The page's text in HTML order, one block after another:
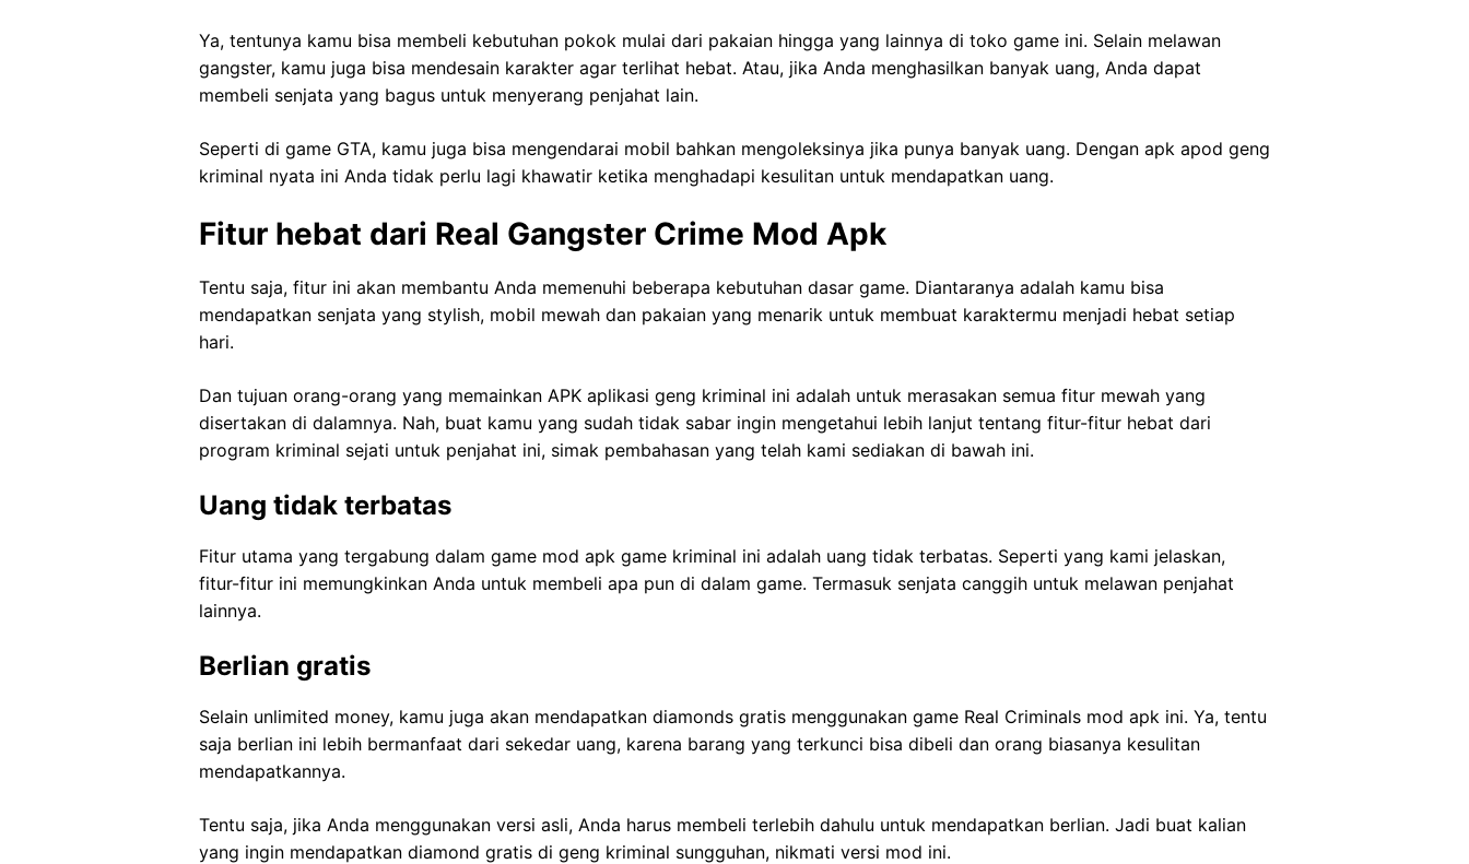
Ya, tentunya kamu bisa membeli kebutuhan pokok mulai dari pakaian hingga yang lainnya di toko game ini. Selain melawan
gangster, kamu juga bisa mendesain karakter agar terlihat hebat. Atau, jika Anda menghasilkan banyak uang, Anda dapat
membeli senjata yang bagus untuk menyerang penjahat lain.
Seperti di game GTA, kamu juga bisa mengendarai mobil bahkan mengoleksinya jika punya banyak uang. Dengan apk apod geng
kriminal nyata ini Anda tidak perlu lagi khawatir ketika menghadapi kesulitan untuk mendapatkan uang.
Fitur hebat dari Real Gangster Crime Mod Apk
Tentu saja, fitur ini akan membantu Anda memenuhi beberapa kebutuhan dasar game. Diantaranya adalah kamu bisa
mendapatkan senjata yang stylish, mobil mewah dan pakaian yang menarik untuk membuat karaktermu menjadi hebat setiap
hari.
Dan tujuan orang-orang yang memainkan APK aplikasi geng kriminal ini adalah untuk merasakan semua fitur mewah yang
disertakan di dalamnya. Nah, buat kamu yang sudah tidak sabar ingin mengetahui lebih lanjut tentang fitur-fitur hebat dari
program kriminal sejati untuk penjahat ini, simak pembahasan yang telah kami sediakan di bawah ini.
Uang tidak terbatas
Fitur utama yang tergabung dalam game mod apk game kriminal ini adalah uang tidak terbatas. Seperti yang kami jelaskan,
fitur-fitur ini memungkinkan Anda untuk membeli apa pun di dalam game. Termasuk senjata canggih untuk melawan penjahat
lainnya.
Berlian gratis
Selain unlimited money, kamu juga akan mendapatkan diamonds gratis menggunakan game Real Criminals mod apk ini. Ya, tentu
saja berlian ini lebih bermanfaat dari sekedar uang, karena barang yang terkunci bisa dibeli dan orang biasanya kesulitan
mendapatkannya.
Tentu saja, jika Anda menggunakan versi asli, Anda harus membeli terlebih dahulu untuk mendapatkan berlian. Jadi buat kalian
yang ingin mendapatkan diamond gratis di geng kriminal sungguhan, nikmati versi mod ini.